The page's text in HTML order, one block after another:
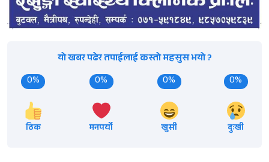
यो खबर पढेर तपाईलाई कस्तो महसुस भयो ?
0%
ठिक
0%
मनपर्यो
0%
खुसी
0%
दुःखी